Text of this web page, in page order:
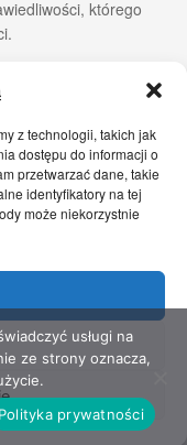
z technologii, takich jak
dostępu do informacji o
przetwarzać dane, takie
identyfikatory na tej
może niekorzystnie
którego
Sport
Zdrowie
- Wszelkie prawa
usługi na
ze strony oznacza,
Polityka prywatności